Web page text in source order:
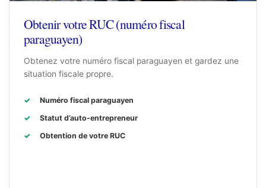
Obtenir votre RUC (numéro fiscal
paraguayen)
Obtenez votre numéro fiscal paraguayen et gardez une
situation fiscale propre.
Numéro fiscal paraguayen
Statut d’auto-entrepreneur
Obtention de votre RUC